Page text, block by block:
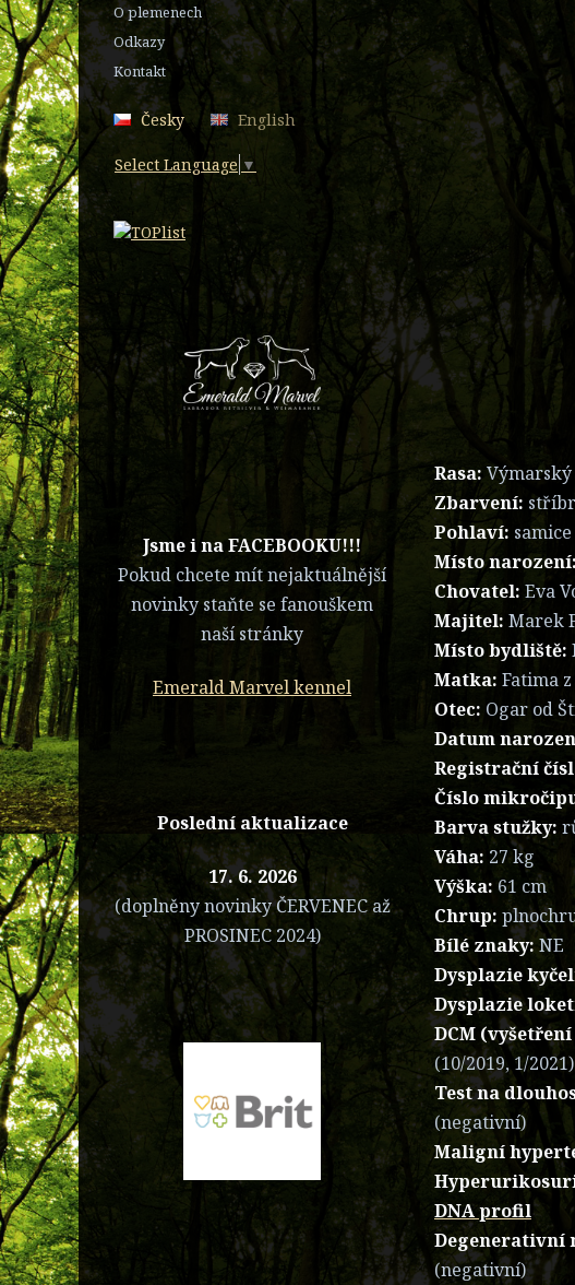
O plemenech
Odkazy
Kontakt
Česky English
Select Language ▼
​Jsme i na FACEBOOKU!!!
Pokud chcete mít nejaktuálnější
novinky staňte se fanouškem
naší stránky
Emerald Marvel kennel
Poslední aktualizace
17. 6. 2026
(doplněny novinky ČERVENEC až
PROSINEC 2024)
Rasa:
Zbarvení:
Pohlaví: samice
Místo narození:
Chovatel: Eva
Majitel: Marek
Místo bydliště:
Matka: Fatima
Otec: Ogar od
Datum
Registrační
Číslo
Barva stužky:
Váha: 27 kg
Výška: 61 cm
Chrup:
Bílé znaky: NE
Dysplazie
Dysplazie
DCM
(10/2019, 1/2021)
Test na
(negativní)
Maligní
DNA profil
Degenerativní
(negativní)